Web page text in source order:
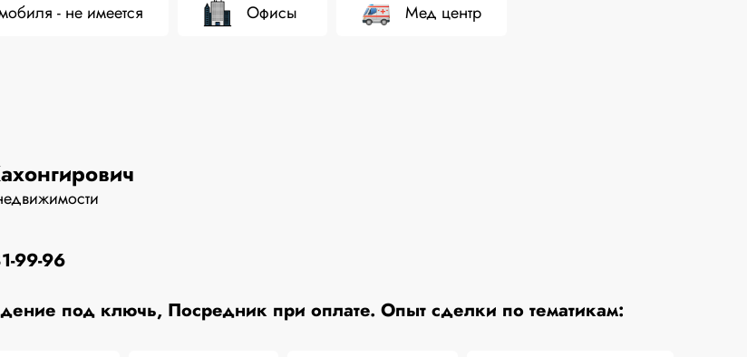
- не имеется Офисы Мед центр
99-96
под ключь, Посредник при оплате. Опыт сделки по тематикам: